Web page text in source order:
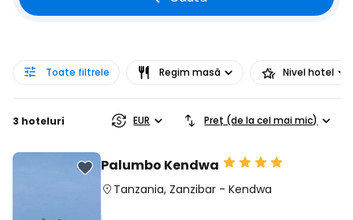
Toate filtrele Regim masă Nivel hotel
3 hoteluri EUR Preț (de la cel mai mic)
Palumbo Kendwa
Tanzania, Zanzibar - Kendwa